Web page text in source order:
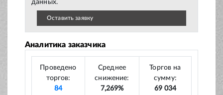
данных.
Оставить заявку
Аналитика заказчика
Проведено
торгов:
84
Среднее
снижение:
7,269%
Торгов на
сумму:
69 034